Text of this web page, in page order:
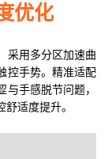
优化
采用多分区加速曲
控手势。精准适配
手感脱节问题，
适度提升。